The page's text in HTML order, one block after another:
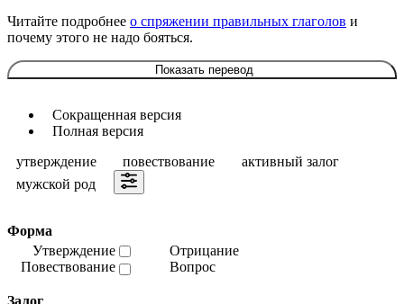
Читайте подробнее о спряжении правильных глаголов и
почему этого не надо бояться.
Показать перевод
Сокращенная версия
Полная версия
утверждение
повествование
активный залог
мужской род
Форма
Утверждение
Повествование
Отрицание
Вопрос
Залог